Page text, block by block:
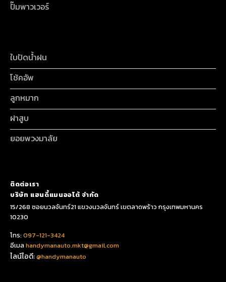
ปั๊มพาวเวอร์
ใบปัดน้ำฝน
โช้คอัพ
ลูกหมาก
ฝาสูบ
ยอยพวงมาลัย
ติดต่อเรา
บริษัท แฮนดี้แมนออโต้ จำกัด
15/268 ซอยนวลจันทร์21 แขวงนวลจันทร์ เขตลาดพร้าว กรุงเทพมหานคร
10230
โทร:097-121-3424
อีเมลhandymanauto.mkt@gmail.com
ไลน์ไอดี:@handymanauto